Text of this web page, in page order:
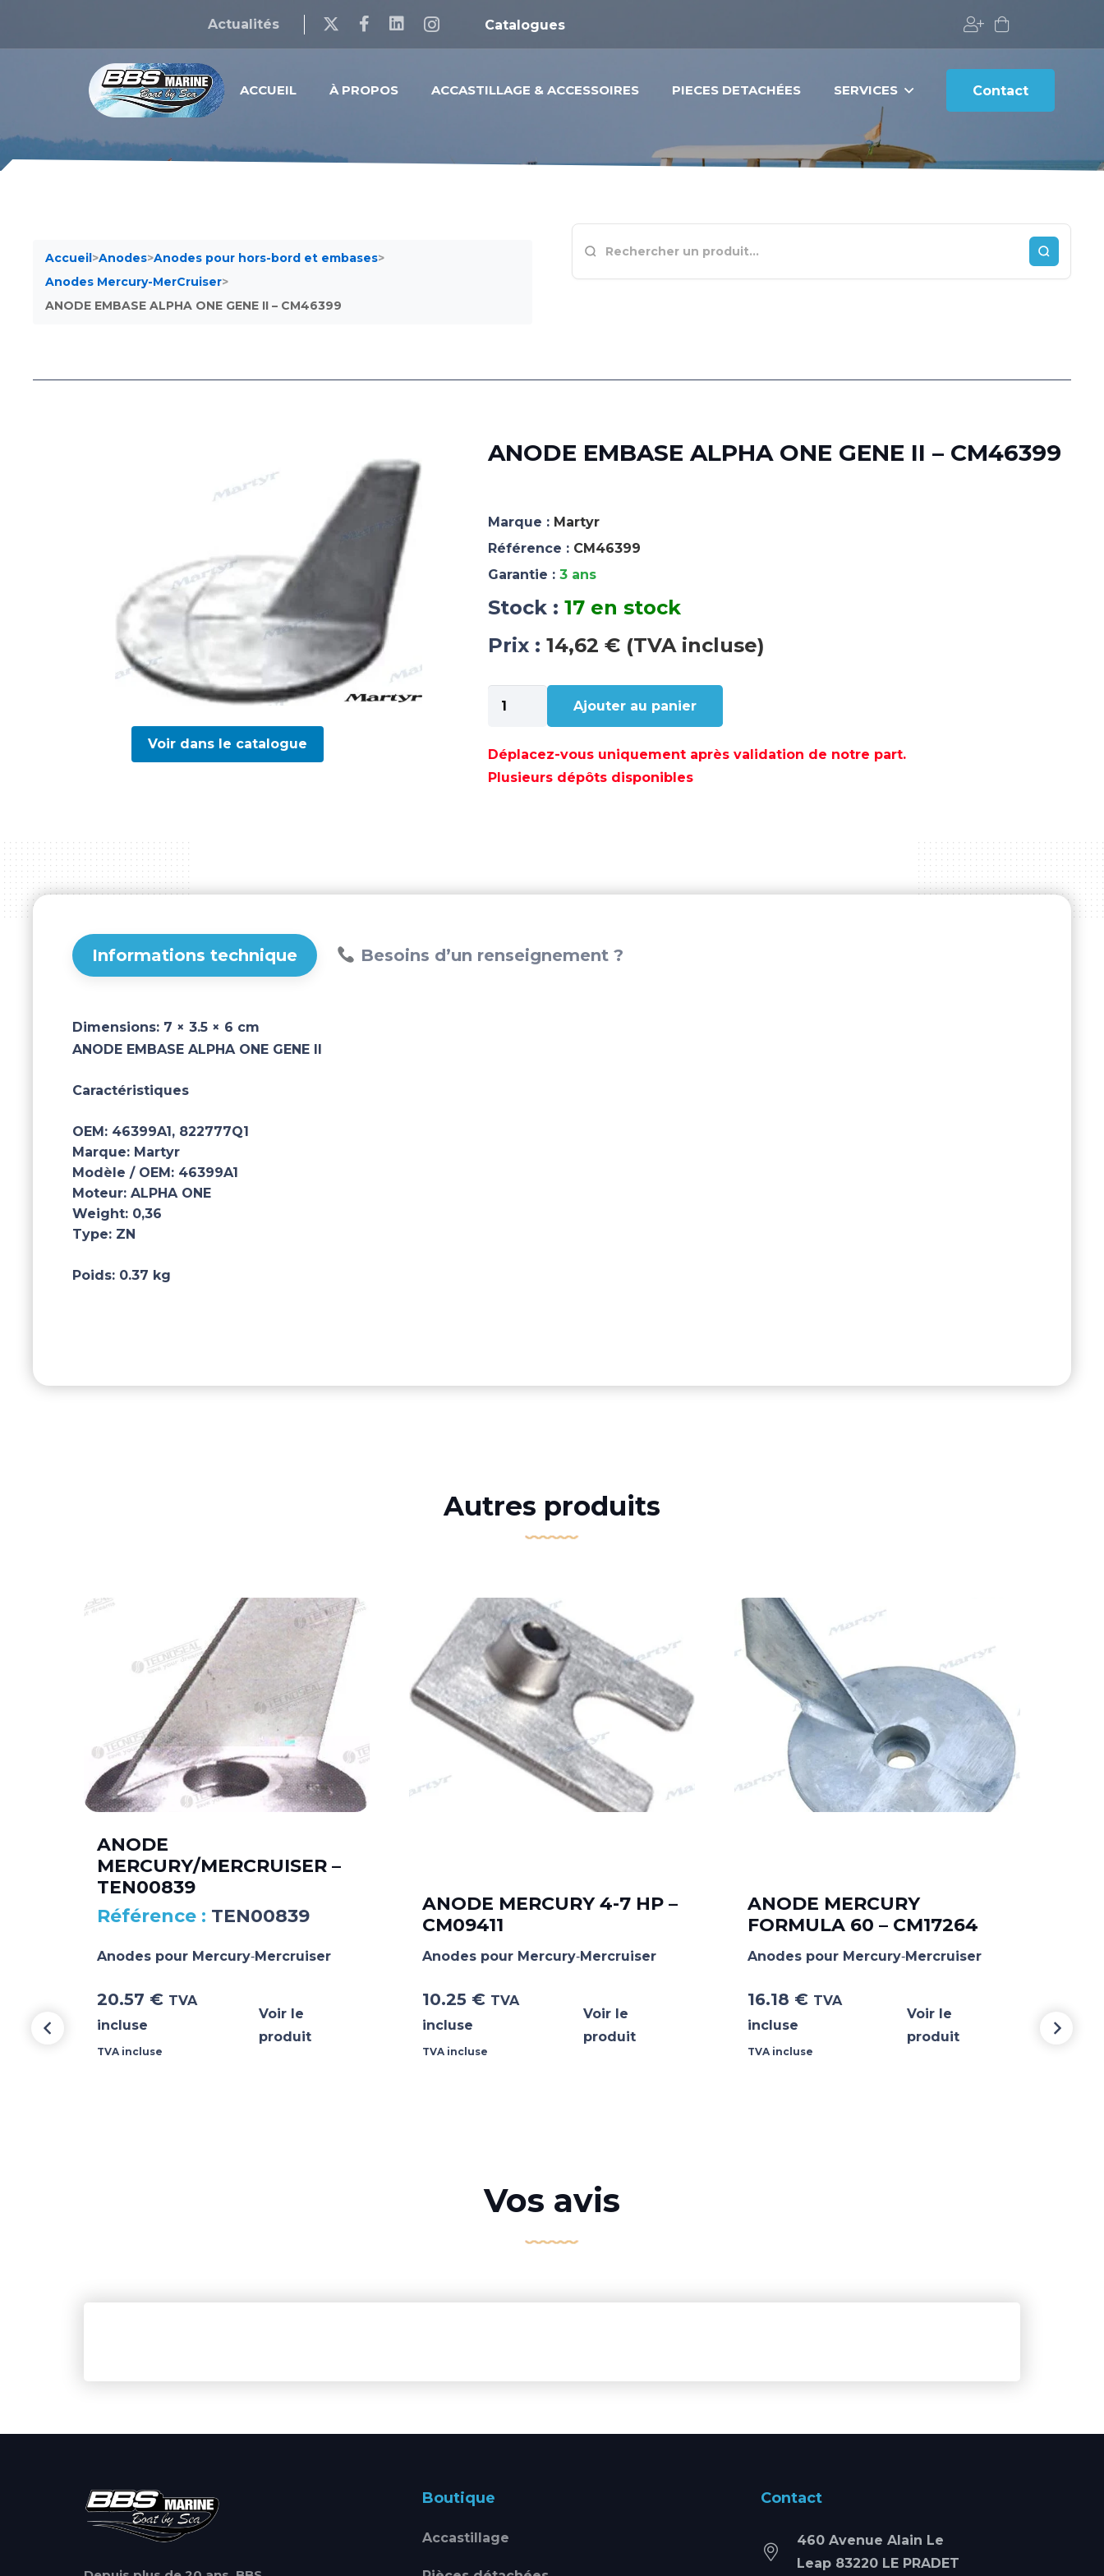
Actualités Catalogues
ACCUEIL À PROPOS ACCASTILLAGE & ACCESSOIRES PIECES DETACHÉES SERVICES Contact
Accueil>Anodes>Anodes pour hors-bord et embases>
Anodes Mercury-MerCruiser>
ANODE EMBASE ALPHA ONE GENE II – CM46399
Voir dans le catalogue
ANODE EMBASE ALPHA ONE GENE II – CM46399
Marque : Martyr
Référence : CM46399
Garantie : 3 ans
Stock : 17 en stock
Prix : 14,62 € (TVA incluse)
quantité
de
EMBASE
ALPHA
Ajouter au panier
Déplacez-vous uniquement après validation de notre part.
Plusieurs dépôts disponibles
Informations technique Besoins d’un renseignement ?
Dimensions: 7 × 3.5 × 6 cm
ANODE EMBASE ALPHA ONE GENE II
Caractéristiques
OEM: 46399A1, 822777Q1
Marque: Martyr
Modèle / OEM: 46399A1
Moteur: ALPHA ONE
Weight: 0,36
Type: ZN
Poids: 0.37 kg
Autres produits
ANODE
MERCURY/MERCRUISER –
TEN00839
TEN00839
Anodes pour Mercury‐Mercruiser
20.57 € TVA
incluse
TVA incluse
Voir le
produit
ANODE MERCURY 4-7 HP –
CM09411
Anodes pour Mercury‐Mercruiser
10.25 € TVA
incluse
TVA incluse
Voir le
produit
ANODE MERCURY
FORMULA 60 – CM17264
Anodes pour Mercury‐Mercruiser
16.18 € TVA
incluse
TVA incluse
Voir le
produit
Vos avis
Boutique
Accastillage
Contact
460 Avenue Alain Le
Leap 83220 LE PRADET